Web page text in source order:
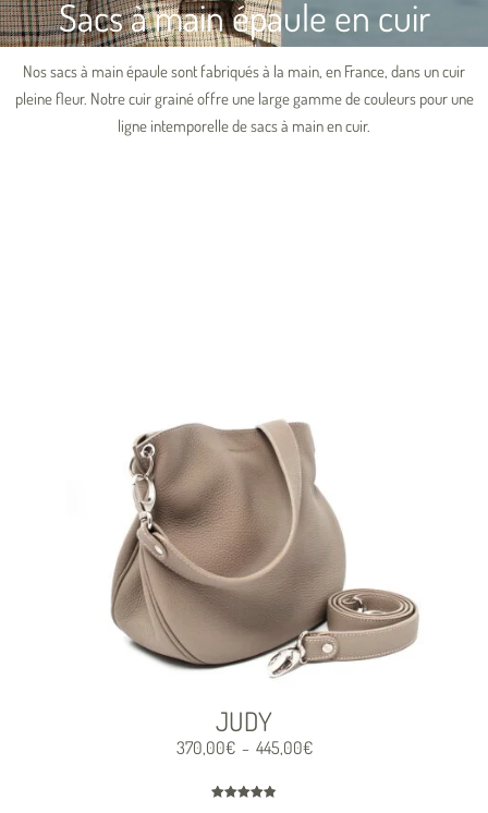
Sacs à main épaule en cuir
Nos sacs à main épaule sont fabriqués à la main, en France, dans un cuir
pleine fleur. Notre cuir grainé offre une large gamme de couleurs pour une
ligne intemporellede sacs à main en cuir.
JUDY
370,00€ – 445,00€